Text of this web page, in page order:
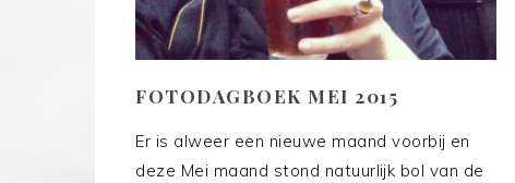
FOTODAGBOEK MEI 2015
Er is alweer een nieuwe maand voorbij en
deze Mei maand stond natuurlijk bol van de